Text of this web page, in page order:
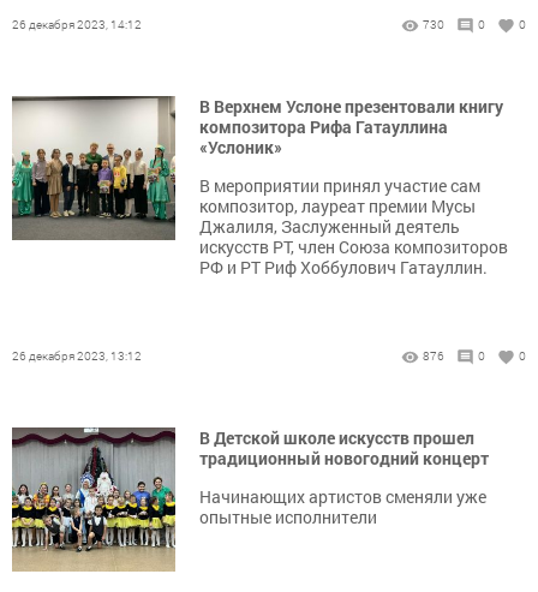
26 декабря 2023, 14:12 730 0 0
В Верхнем Услоне презентовали книгу
композитора Рифа Гатауллина
«Услоник»
В мероприятии принял участие сам
композитор, лауреат премии Мусы
Джалиля, Заслуженный деятель
искусств РТ, член Союза композиторов
РФ и РТ Риф Хоббулович Гатауллин.
26 декабря 2023, 13:12 876 0 0
В Детской школе искусств прошел
традиционный новогодний концерт
Начинающих артистов сменяли уже
опытные исполнители